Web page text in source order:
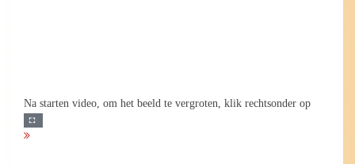
Na starten video, om het beeld te vergroten, klik rechtsonder op